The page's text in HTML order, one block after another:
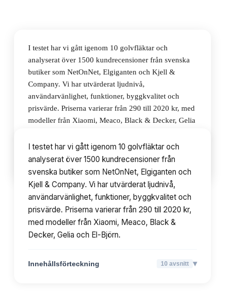
I testet har vi gått igenom 10 golvfläktar och
analyserat över 1500 kundrecensioner från svenska
butiker som NetOnNet, Elgiganten och Kjell &
Company. Vi har utvärderat ljudnivå,
användarvänlighet, funktioner, byggkvalitet och
prisvärde. Priserna varierar från 290 till 2020 kr, med
modeller från Xiaomi, Meaco, Black & Decker, Gelia
Innehållsförteckning 10avsnitt
I testet har vi gått igenom 10 golvfläktar och
analyserat över 1500 kundrecensioner från
svenska butiker som NetOnNet, Elgiganten och
Kjell & Company. Vi har utvärderat ljudnivå,
användarvänlighet, funktioner, byggkvalitet och
prisvärde. Priserna varierar från 290 till 2020 kr,
med modeller från Xiaomi, Meaco, Black &
Decker, Gelia och El-Björn.
Innehållsförteckning 10 avsnitt ▾